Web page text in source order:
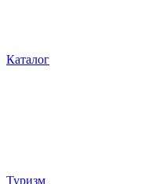
Каталог
Туризм